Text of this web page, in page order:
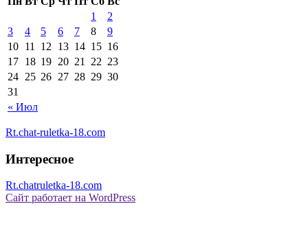
« Июл
1
2
3
4 5 6 7 8
9
10 11 12 13 14 15 16
17 18 19 20 21 22 23
24 25 26 27 28 29 30
31
Rt.chat-ruletka-18.com
Интересное
Rt.chatruletka-18.com
Сайт работает на WordPress